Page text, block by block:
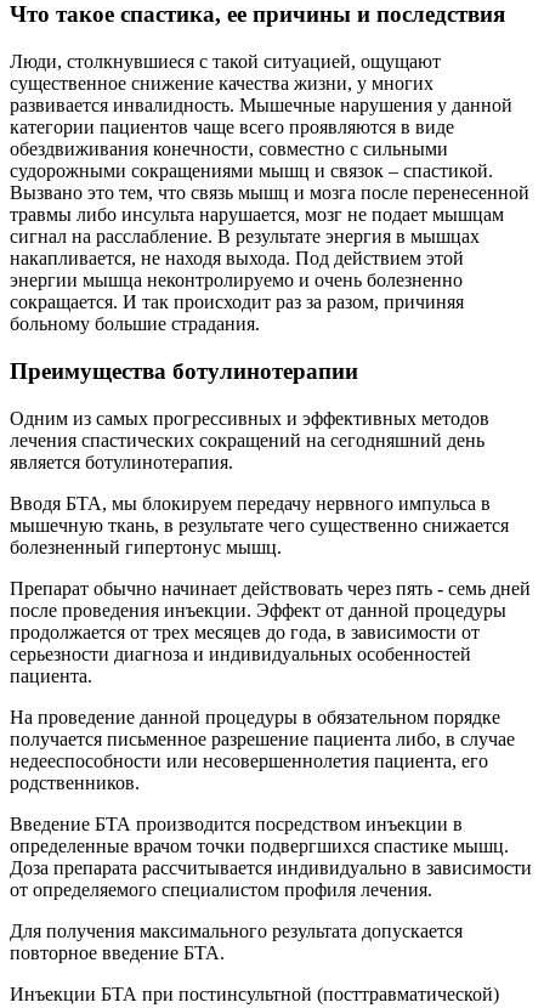
Что такое спастика, ее причины и последствия
Люди, столкнувшиеся с такой ситуацией, ощущают
существенное снижение качества жизни, у многих
развивается инвалидность. Мышечные нарушения у данной
категории пациентов чаще всего проявляются в виде
обездвиживания конечности, совместно с сильными
судорожными сокращениями мышц и связок – спастикой.
Вызвано это тем, что связь мышц и мозга после перенесенной
травмы либо инсульта нарушается, мозг не подает мышцам
сигнал на расслабление. В результате энергия в мышцах
накапливается, не находя выхода. Под действием этой
энергии мышца неконтролируемо и очень болезненно
сокращается. И так происходит раз за разом, причиняя
больному большие страдания.
Преимущества ботулинотерапии
Одним из самых прогрессивных и эффективных методов
лечения спастических сокращений на сегодняшний день
является ботулинотерапия.
Вводя БТА, мы блокируем передачу нервного импульса в
мышечную ткань, в результате чего существенно снижается
болезненный гипертонус мышц.
Препарат обычно начинает действовать через пять - семь дней
после проведения инъекции. Эффект от данной процедуры
продолжается от трех месяцев до года, в зависимости от
серьезности диагноза и индивидуальных особенностей
пациента.
На проведение данной процедуры в обязательном порядке
получается письменное разрешение пациента либо, в случае
недееспособности или несовершеннолетия пациента, его
родственников.
Введение БТА производится посредством инъекции в
определенные врачом точки подвергшихся спастике мышц.
Доза препарата рассчитывается индивидуально в зависимости
от определяемого специалистом профиля лечения.
Для получения максимального результата допускается
повторное введение БТА.
Инъекции БТА при постинсультной (посттравматической)